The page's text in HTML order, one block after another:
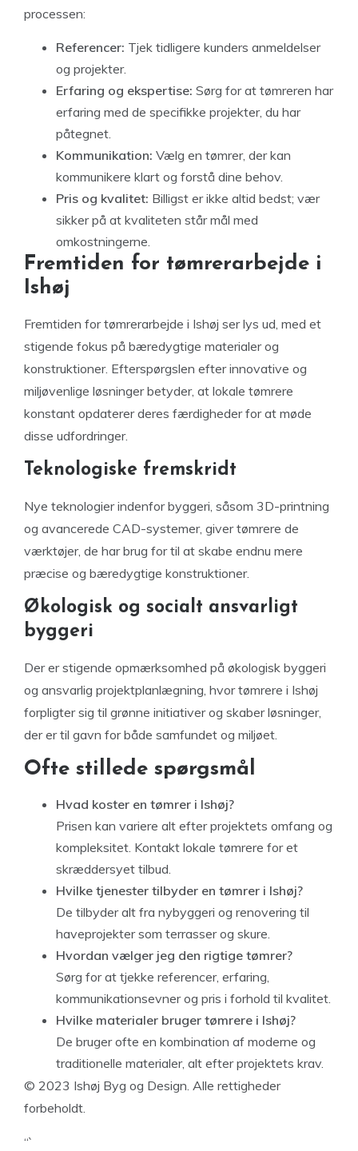
processen:
Referencer: Tjek tidligere kunders anmeldelser
og projekter.
Erfaring og ekspertise: Sørg for at tømreren har
erfaring med de specifikke projekter, du har
påtegnet.
Kommunikation: Vælg en tømrer, der kan
kommunikere klart og forstå dine behov.
Pris og kvalitet: Billigst er ikke altid bedst; vær
sikker på at kvaliteten står mål med
omkostningerne.
Fremtiden for tømrerarbejde i
Ishøj
Fremtiden for tømrerarbejde i Ishøj ser lys ud, med et
stigende fokus på bæredygtige materialer og
konstruktioner. Efterspørgslen efter innovative og
miljøvenlige løsninger betyder, at lokale tømrere
konstant opdaterer deres færdigheder for at møde
disse udfordringer.
Teknologiske fremskridt
Nye teknologier indenfor byggeri, såsom 3D-printning
og avancerede CAD-systemer, giver tømrere de
værktøjer, de har brug for til at skabe endnu mere
præcise og bæredygtige konstruktioner.
Økologisk og socialt ansvarligt
byggeri
Der er stigende opmærksomhed på økologisk byggeri
og ansvarlig projektplanlægning, hvor tømrere i Ishøj
forpligter sig til grønne initiativer og skaber løsninger,
der er til gavn for både samfundet og miljøet.
Ofte stillede spørgsmål
Hvad koster en tømrer i Ishøj?
Prisen kan variere alt efter projektets omfang og
kompleksitet. Kontakt lokale tømrere for et
skræddersyet tilbud.
Hvilke tjenester tilbyder en tømrer i Ishøj?
De tilbyder alt fra nybyggeri og renovering til
haveprojekter som terrasser og skure.
Hvordan vælger jeg den rigtige tømrer?
Sørg for at tjekke referencer, erfaring,
kommunikationsevner og pris i forhold til kvalitet.
Hvilke materialer bruger tømrere i Ishøj?
De bruger ofte en kombination af moderne og
traditionelle materialer, alt efter projektets krav.
© 2023 Ishøj Byg og Design. Alle rettigheder
forbeholdt.
“`